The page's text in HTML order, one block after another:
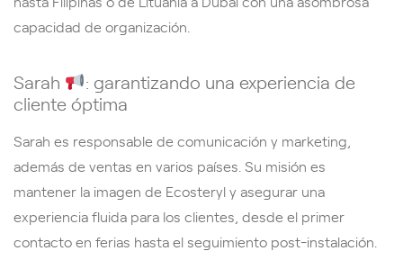
capacidad de organización.
Sarah
: garantizando una experiencia de
cliente óptima
Sarah es responsable de comunicación y marketing,
además de ventas en varios países. Su misión es
mantener la imagen de Ecosteryl y asegurar una
experiencia fluida para los clientes, desde el primer
contacto en ferias hasta el seguimiento post-instalación.